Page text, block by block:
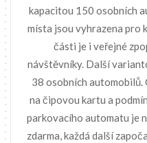
kapacitou 150 osobních
místa jsou vyhrazena pro
části je i veřejné
návštěvníky. Další
38 osobních automobilů.
na čipovou kartu a
parkovacího automatu je
zdarma, každá další